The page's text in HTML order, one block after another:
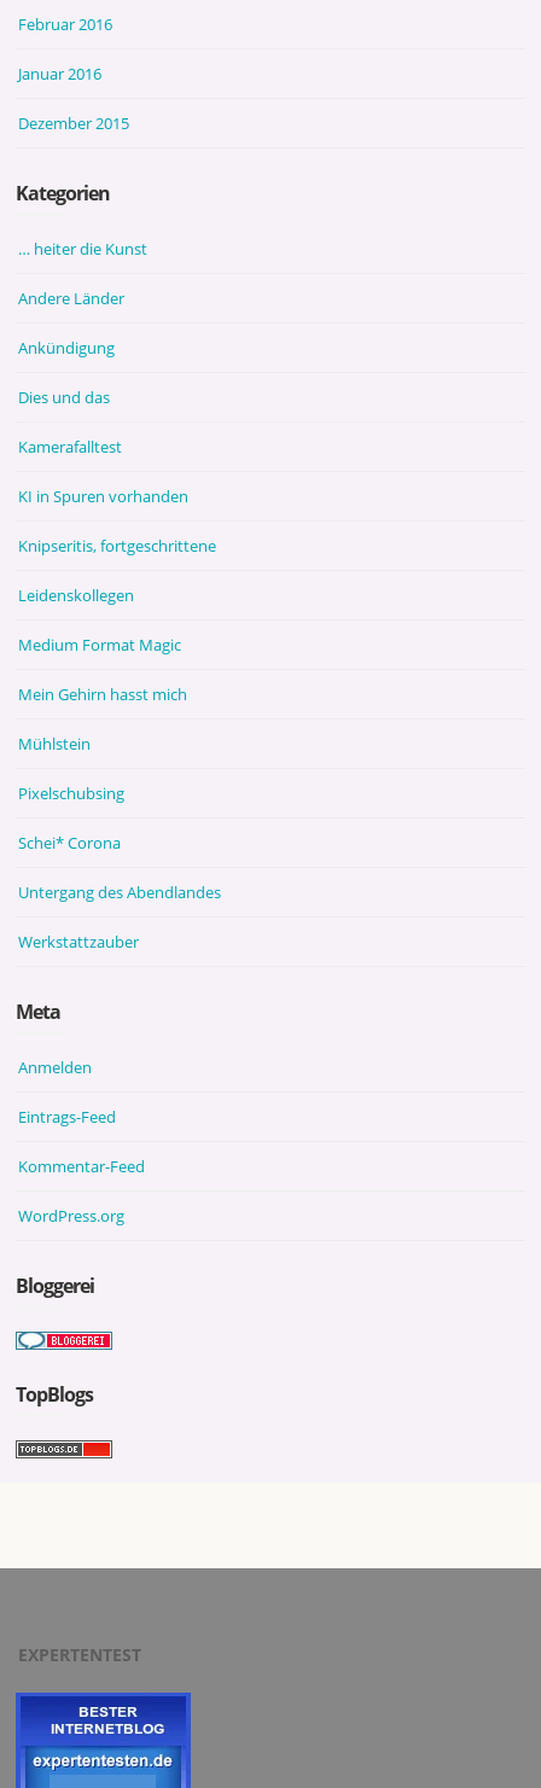
Februar 2016
Januar 2016
Dezember 2015
Kategorien
… heiter die Kunst
Andere Länder
Ankündigung
Dies und das
Kamerafalltest
KI in Spuren vorhanden
Knipseritis, fortgeschrittene
Leidenskollegen
Medium Format Magic
Mein Gehirn hasst mich
Mühlstein
Pixelschubsing
Schei* Corona
Untergang des Abendlandes
Werkstattzauber
Meta
Anmelden
Eintrags-Feed
Kommentar-Feed
WordPress.org
Bloggerei
TopBlogs
EXPERTENTEST